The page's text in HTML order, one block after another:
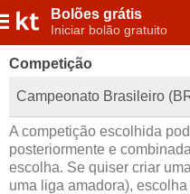
Bolões grátis
Iniciar bolão gratuito
Competição
Campeonato Brasileiro
A competição escolhida
posteriormente e
escolha. Se quiser criar
uma liga amadora),